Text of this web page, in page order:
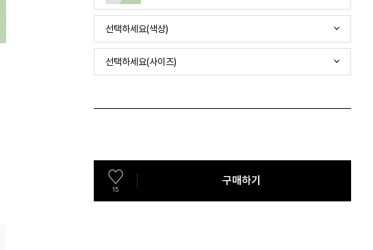
선택하세요(색상)
선택하세요(사이즈)
15
구매하기